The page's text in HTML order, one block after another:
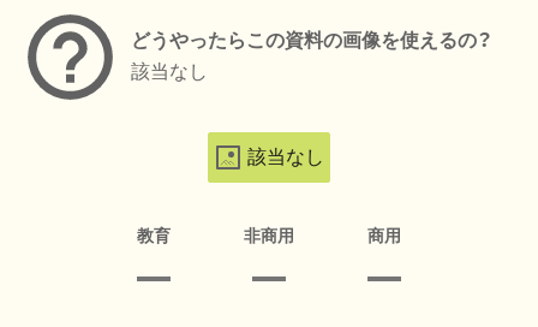
どうやったらこの資料の画像を使えるの？
該当なし
該当なし
教育 非商用 商用